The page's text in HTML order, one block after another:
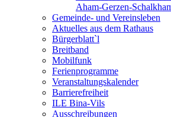
Aham-Gerzen-
Gemeinde- und Vereinsleben
Aktuelles aus dem Rathaus
Bürgerblatt`l
Breitband
Mobilfunk
Ferienprogramme
Veranstaltungskalender
Barrierefreiheit
ILE Bina-Vils
Ausschreibungen